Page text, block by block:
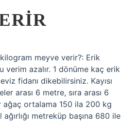
meyve verir?: Erik
verim azalır. 1 dönüme kaç erik
fidanı dikebilirsiniz. Kayısı
arası 6 metre, sıra arası 6
ağaç ortalama 150 ila 200 kg
metreküp başına 680 ile